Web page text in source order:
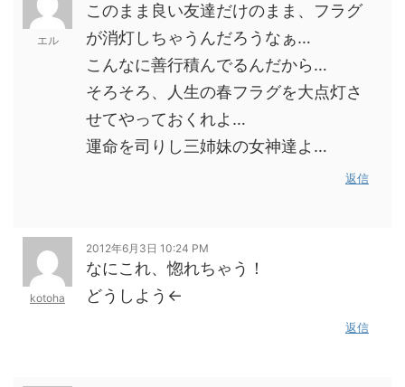
エル
このまま良い友達だけのまま、フラグ
が消灯しちゃうんだろうなぁ…
こんなに善行積んでるんだから…
そろそろ、人生の春フラグを大点灯さ
せてやっておくれよ…
運命を司りし三姉妹の女神達よ…
返信
kotoha
2012年6月3日 10:24 PM
なにこれ、惚れちゃう！
どうしよう←
返信